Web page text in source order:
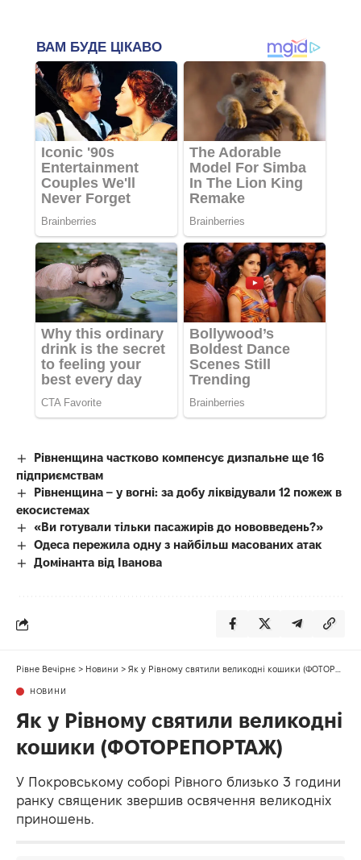
Рівненщина частково компенсує дизпальне ще 16
підприємствам
Рівненщина – у вогні: за добу ліквідували 12 пожеж в
екосистемах
«Ви готували тільки пасажирів до нововведень?»
Одеса пережила одну з найбільш масованих атак
Домінанта від Іванова
Рівне Вечірнє > Новини > Як у Рівному святили великодні кошики (ФОТОРЕПОРТАЖ)
НОВИНИ
Як у Рівному святили великодні
кошики (ФОТОРЕПОРТАЖ)
У Покровському соборі Рівного близько 3 години
ранку священик звершив освячення великодніх
приношень.